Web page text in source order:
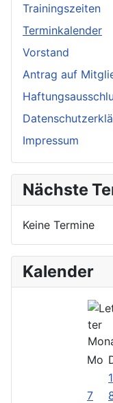
Trainingszeiten
Terminkalender
Vorstand
Antrag auf
Impressum
Nächste
Keine Termine
Kalender
Mo
1
7